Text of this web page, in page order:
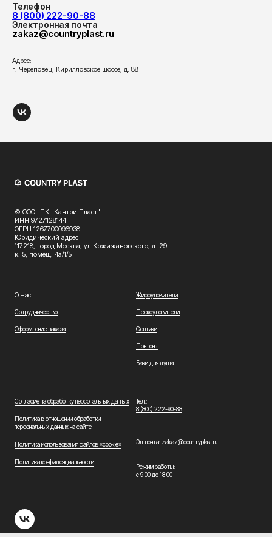
Телефон
8 (800) 222-90-88
Электронная почта
zakaz@countryplast.ru
Адрес:
г. Череповец, Кирилловское шоссе, д. 88
© ООО "ПК "Кантри Пласт"
ИНН 9727128144
ОГРН 1267700096938
Юридический адрес
117218, город Москва, ул Кржижановского, д. 29
к. 5, помещ. 4а/1/5
О Нас
Сотрудничество
Оформление заказа
Жироуловители
Пескоуловители
Септики
Понтоны
Баки для душа
Согласие на обработку персональных данных
Политика в отношении обработки
персональных данных на сайте
Политика использования файлов «cookie»
Политика конфиденциальности
Тел.:
8 (800) 222-90-88
Эл. почта: zakaz@countryplast.ru
Режим работы:
с 9:00 до 18:00